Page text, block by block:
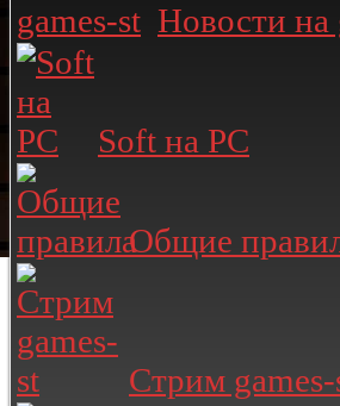
Новости на
Soft на PC
Общие
Стрим